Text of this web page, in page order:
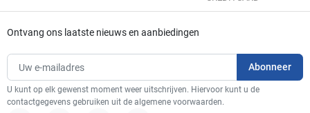
Ontvang ons laatste nieuws en aanbiedingen
U kunt op elk gewenst moment weer uitschrijven. Hiervoor kunt u de
contactgegevens gebruiken uit de algemene voorwaarden.